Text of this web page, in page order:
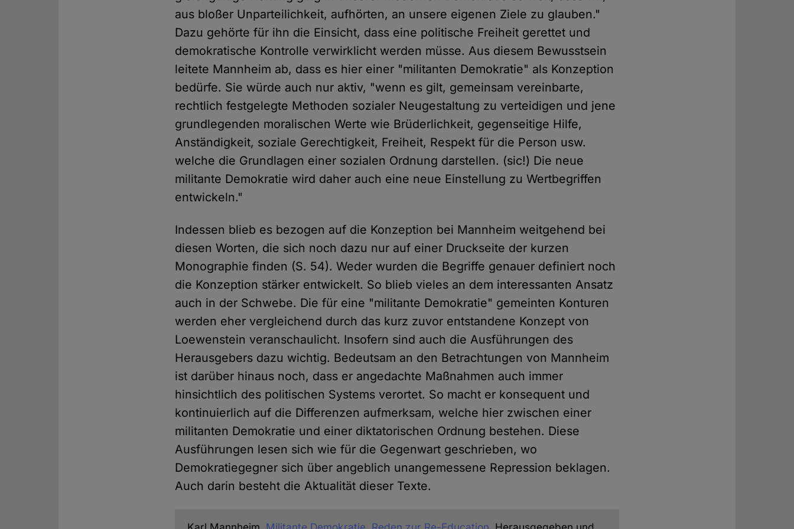
aus bloßer Unparteilichkeit, aufhörten, an unsere eigenen Ziele zu glauben."
Dazu gehörte für ihn die Einsicht, dass eine politische Freiheit gerettet und
demokratische Kontrolle verwirklicht werden müsse. Aus diesem Bewusstsein
leitete Mannheim ab, dass es hier einer "militanten Demokratie" als Konzeption
bedürfe. Sie würde auch nur aktiv, "wenn es gilt, gemeinsam vereinbarte,
rechtlich festgelegte Methoden sozialer Neugestaltung zu verteidigen und jene
grundlegenden moralischen Werte wie Brüderlichkeit, gegenseitige Hilfe,
Anständigkeit, soziale Gerechtigkeit, Freiheit, Respekt für die Person usw.
welche die Grundlagen einer sozialen Ordnung darstellen. (sic!) Die neue
militante Demokratie wird daher auch eine neue Einstellung zu Wertbegriffen
entwickeln."
Indessen blieb es bezogen auf die Konzeption bei Mannheim weitgehend bei
diesen Worten, die sich noch dazu nur auf einer Druckseite der kurzen
Monographie finden (S. 54). Weder wurden die Begriffe genauer definiert noch
die Konzeption stärker entwickelt. So blieb vieles an dem interessanten Ansatz
auch in der Schwebe. Die für eine "militante Demokratie" gemeinten Konturen
werden eher vergleichend durch das kurz zuvor entstandene Konzept von
Loewenstein veranschaulicht. Insofern sind auch die Ausführungen des
Herausgebers dazu wichtig. Bedeutsam an den Betrachtungen von Mannheim
ist darüber hinaus noch, dass er angedachte Maßnahmen auch immer
hinsichtlich des politischen Systems verortet. So macht er konsequent und
kontinuierlich auf die Differenzen aufmerksam, welche hier zwischen einer
militanten Demokratie und einer diktatorischen Ordnung bestehen. Diese
Ausführungen lesen sich wie für die Gegenwart geschrieben, wo
Demokratiegegner sich über angeblich unangemessene Repression beklagen.
Auch darin besteht die Aktualität dieser Texte.